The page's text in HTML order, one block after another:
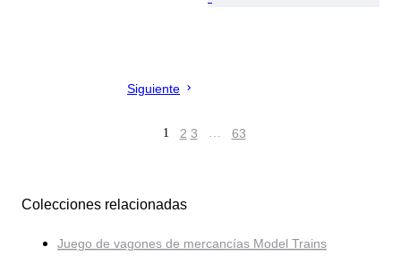
Siguiente
1 2 3 … 63
Colecciones relacionadas
Juego de vagones de mercancías Model Trains